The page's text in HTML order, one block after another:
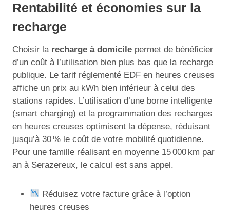
Rentabilité et économies sur la
recharge
Choisir la recharge à domicile permet de bénéficier
d’un coût à l’utilisation bien plus bas que la recharge
publique. Le tarif réglementé EDF en heures creuses
affiche un prix au kWh bien inférieur à celui des
stations rapides. L’utilisation d’une borne intelligente
(smart charging) et la programmation des recharges
en heures creuses optimisent la dépense, réduisant
jusqu’à 30 % le coût de votre mobilité quotidienne.
Pour une famille réalisant en moyenne 15 000 km par
an à Serazereux, le calcul est sans appel.
Réduisez votre facture grâce à l’option
heures creuses